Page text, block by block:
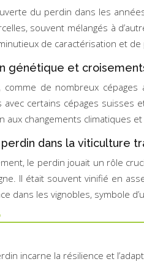
du perdin dans les
souvent mélangés à
de caractérisation et
génétique et
comme de nombreux
avec certains cépages suisses
aux changements climatiques
dans la viticulture
le perdin jouait un rôle
Il était souvent vinifié en
dans les vignobles, symbole
incarne la résilience et